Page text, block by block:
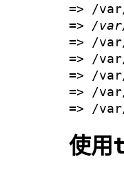
=> /
=> /
=> /
=> /var/
=> /
=> /var/
=> /var/
使